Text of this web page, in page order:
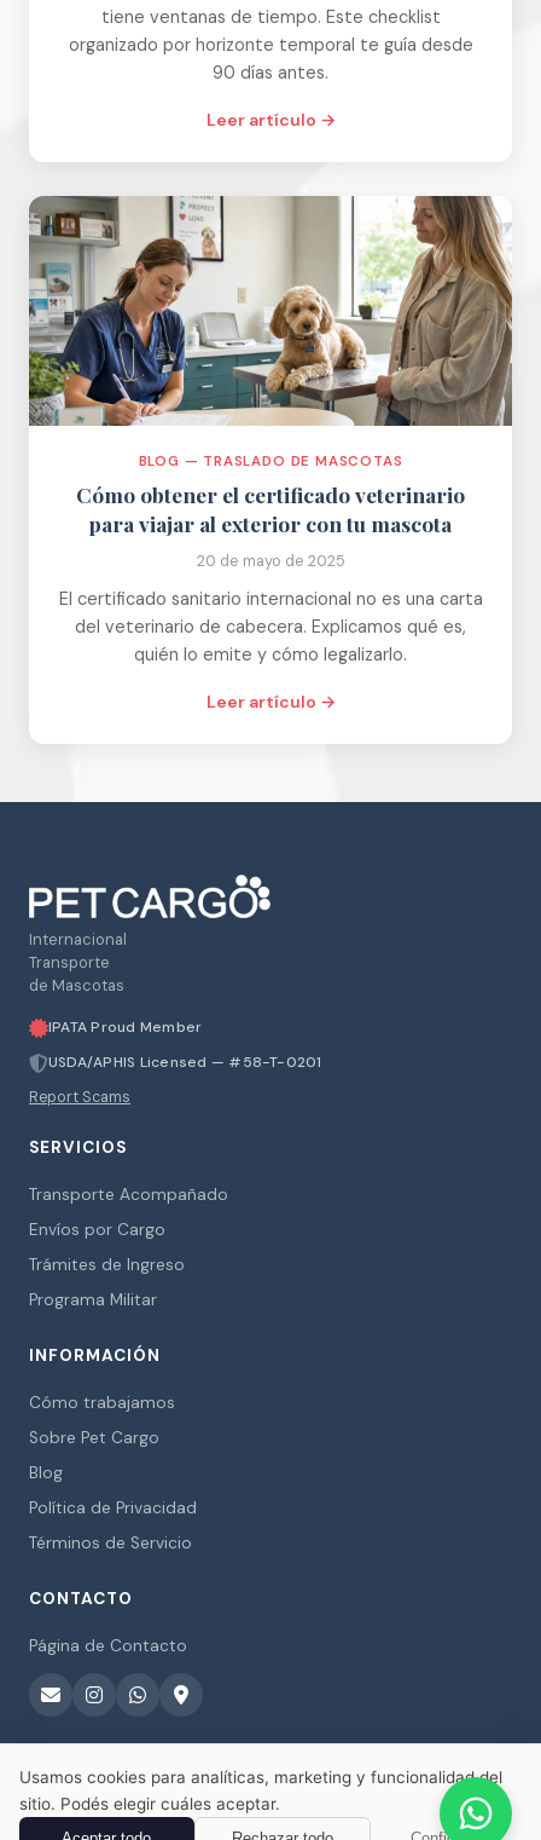
tiene ventanas de tiempo. Este checklist
organizado por horizonte temporal te guía desde
90 días antes.
Leer artículo →
BLOG — TRASLADO DE MASCOTAS
Cómo obtener el certificado veterinario
para viajar al exterior con tu mascota
20 de mayo de 2025
El certificado sanitario internacional no es una carta
del veterinario de cabecera. Explicamos qué es,
quién lo emite y cómo legalizarlo.
Leer artículo →
Internacional
Transporte
de Mascotas
IPATA Proud Member
USDA/APHIS Licensed — #58-T-0201
Report Scams
SERVICIOS
Transporte Acompañado
Envíos por Cargo
Trámites de Ingreso
Programa Militar
INFORMACIÓN
Cómo trabajamos
Sobre Pet Cargo
Blog
Política de Privacidad
Términos de Servicio
CONTACTO
Página de Contacto
© 2026 Pet Cargo. Todos los derechos reservados.
Usamos cookies para analíticas, marketing y funcionalidad del
sitio. Podés elegir cuáles aceptar.